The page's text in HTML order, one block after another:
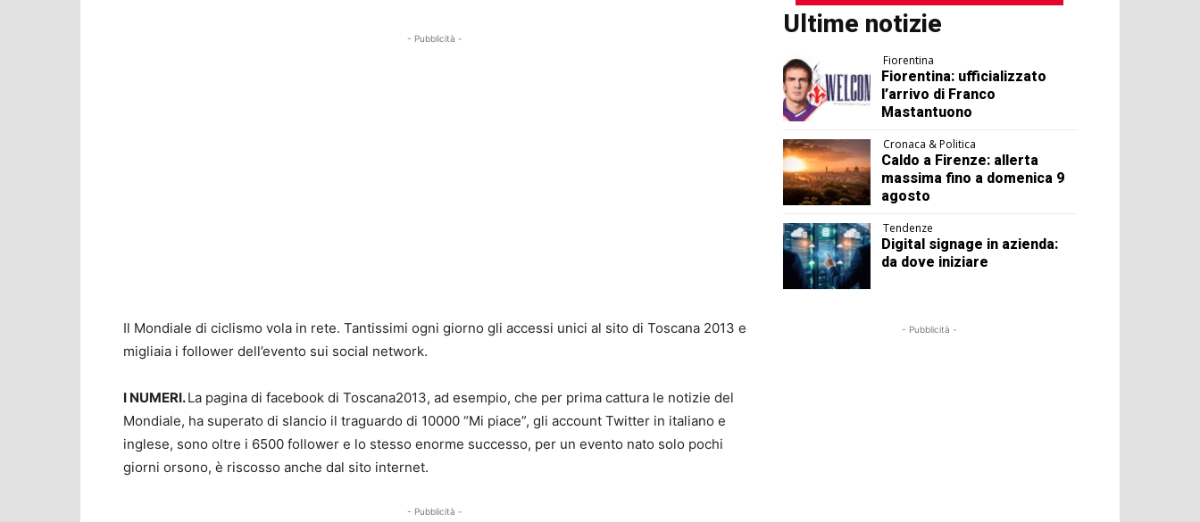
- Pubblicità -
Il Mondiale di ciclismo vola in rete. Tantissimi ogni giorno gli accessi unici al sito di Toscana 2013 e
migliaia i follower dell’evento sui social network.
I NUMERI.La pagina di facebook di Toscana2013, ad esempio, che per prima cattura le notizie del
Mondiale, ha superato di slancio il traguardo di 10000 “Mi piace”, gli account Twitter in italiano e
inglese, sono oltre i 6500 follower e lo stesso enorme successo, per un evento nato solo pochi
giorni orsono, è riscosso anche dal sito internet.
- Pubblicità -
Ultime notizie
Fiorentina
Fiorentina: ufficializzato
l’arrivo di Franco
Mastantuono
Cronaca & Politica
Caldo a Firenze: allerta
massima fino a domenica 9
agosto
Tendenze
Digital signage in azienda:
da dove iniziare
- Pubblicità -